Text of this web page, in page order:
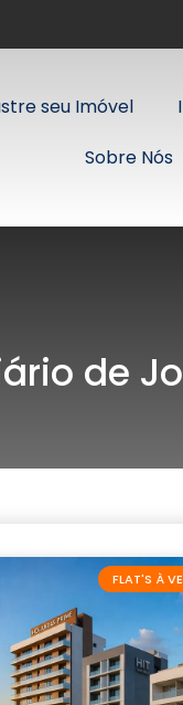
seu Imóvel
Sobre Nós
de
FLAT'S À